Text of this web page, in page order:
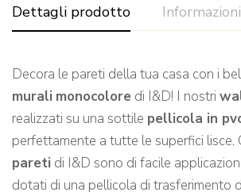
Dettagli prodotto
Decora le pareti della tua casa con i
murali monocolore di I&D! I nostri
realizzati su una sottile pellicola in
perfettamente a tutte le superfici lisce.
pareti di I&D sono di facile
dotati di una pellicola di trasferimento